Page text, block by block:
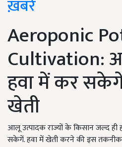
ख़बरें
Aeroponic
Cultivation:
हवा में कर
खेती
आलू उत्पादक राज्यों के किसान जल्द
सकेगें. हवा में खेती करने की इस तकनीक